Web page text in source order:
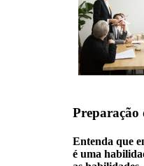
Preparação
Entenda que
é uma